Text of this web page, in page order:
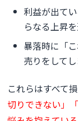
利益が出て
らなる上昇
暴落時に「
売りをして
これらはすべて
切りできない」